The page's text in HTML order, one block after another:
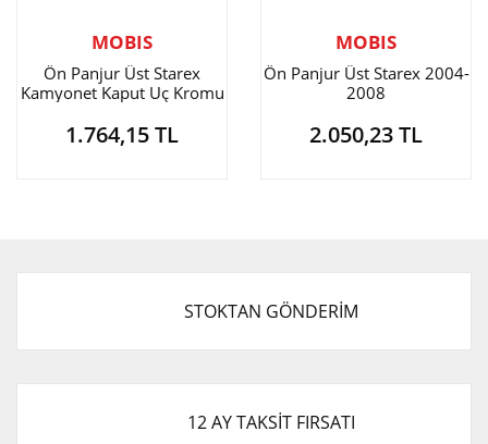
MOBIS
Ön Panjur Üst Starex
Kamyonet Kaput Uç Kromu
1.764,15 TL
MOBIS
Ön Panjur Üst Starex 2004-
2008
2.050,23 TL
STOKTAN GÖNDERİM
12 AY TAKSİT FIRSATI